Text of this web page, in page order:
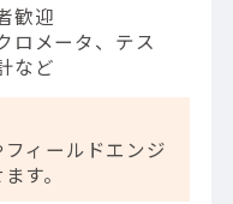
歓迎
ロメータ、テス
など
ィールドエンジ
す。